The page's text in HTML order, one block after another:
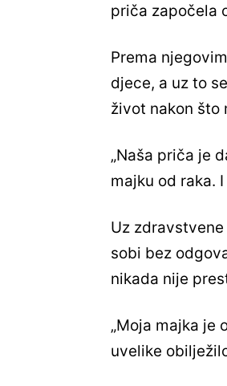
priča započela
Prema
djece, a uz to
život nakon što
„Naša priča je
majku od raka.
Uz
sobi bez
nikada nije
„Moja majka je
uvelike